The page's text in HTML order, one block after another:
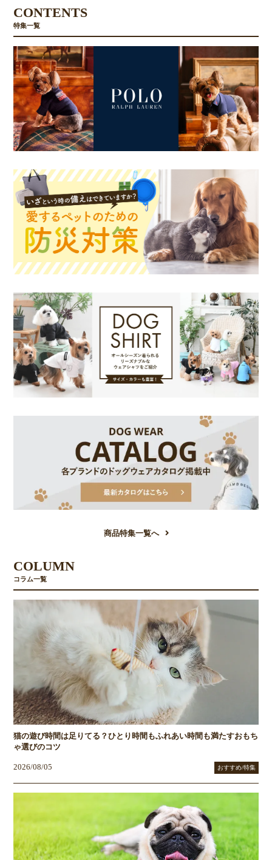
CONTENTS
特集一覧
商品特集一覧へ
COLUMN
コラム一覧
猫の遊び時間は足りてる？ひとり時間もふれあい時間も満たすおもち
ゃ選びのコツ
2026/08/05 おすすめ/特集